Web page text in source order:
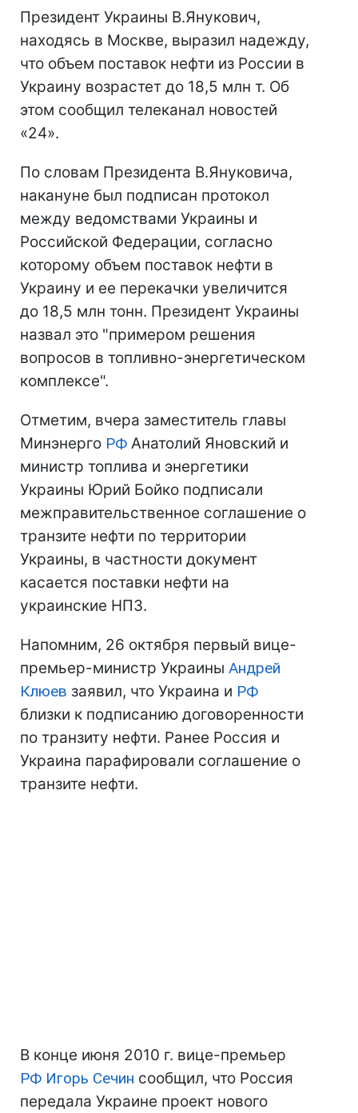
Президент Украины В.Янукович,
находясь в Москве, выразил надежду,
что объем поставок нефти из России в
Украину возрастет до 18,5 млн т. Об
этом сообщил телеканал новостей
«24».
По словам Президента В.Януковича,
накануне был подписан протокол
между ведомствами Украины и
Российской Федерации, согласно
которому объем поставок нефти в
Украину и ее перекачки увеличится
до 18,5 млн тонн. Президент Украины
назвал это "примером решения
вопросов в топливно-энергетическом
комплексе".
Отметим, вчера заместитель главы
Минэнерго РФ Анатолий Яновский и
министр топлива и энергетики
Украины Юрий Бойко подписали
межправительственное соглашение о
транзите нефти по территории
Украины, в частности документ
касается поставки нефти на
украинские НПЗ.
Напомним, 26 октября первый вице-
премьер-министр Украины Андрей
Клюев заявил, что Украина и РФ
близки к подписанию договоренности
по транзиту нефти. Ранее Россия и
Украина парафировали соглашение о
транзите нефти.
В конце июня 2010 г. вице-премьер
РФ Игорь Сечин сообщил, что Россия
передала Украине проект нового